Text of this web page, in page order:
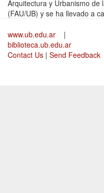
Arquitectura y Urbanismo de
(FAU/UB) y se ha llevado a
www.ub.edu.ar
|
biblioteca.ub.edu.ar
Contact Us | Send Feedback